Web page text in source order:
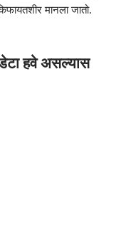
मानला जातो.
हवे असल्यास